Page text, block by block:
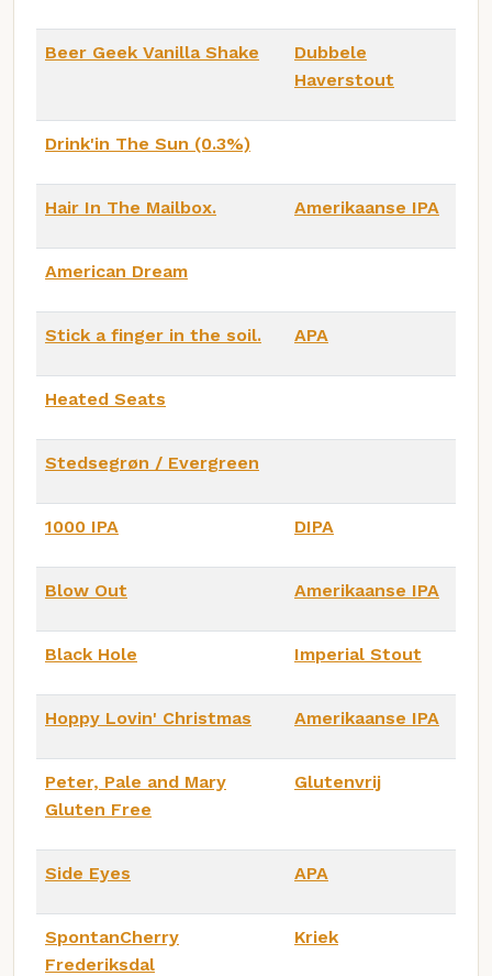
Beer Geek Vanilla Shake
Dubbele
Haverstout
Drink'in The Sun (0.3%)
Hair In The Mailbox. Amerikaanse IPA
American Dream
Stick a finger in the soil. APA
Heated Seats
Stedsegrøn / Evergreen
1000 IPA DIPA
Blow Out Amerikaanse IPA
Black Hole Imperial Stout
Hoppy Lovin' Christmas Amerikaanse IPA
Peter, Pale and Mary
Gluten Free
Glutenvrij
Side Eyes APA
SpontanCherry
Frederiksdal
Kriek